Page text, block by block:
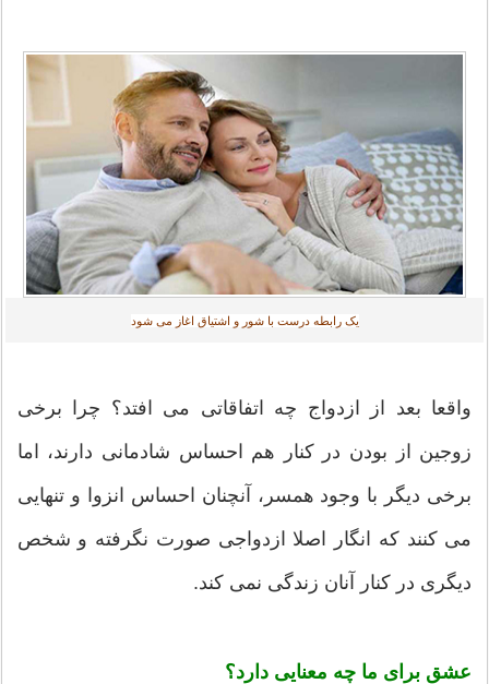
یک رابطه درست با شور و اشتیاق اغاز می شود
واقعا بعد از ازدواج چه اتفاقاتی می افتد؟ چرا برخی
زوجین از بودن در کنار هم احساس شادمانی دارند، اما
برخی دیگر با وجود همسر، آنچنان احساس انزوا و تنهایی
می کنند که انگار اصلا ازدواجی صورت نگرفته و شخص
دیگری در کنار آنان زندگی نمی کند.
عشق برای ما چه معنایی دارد؟